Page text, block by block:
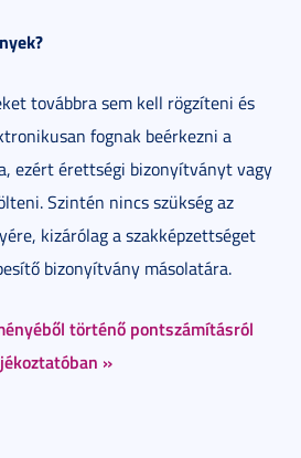
továbbra sem kell rögzíteni és
fognak beérkezni a
ezért érettségi bizonyítványt vagy
Szintén nincs szükség az
kizárólag a szakképzettséget
bizonyítvány másolatára.
történő pontszámításról
»